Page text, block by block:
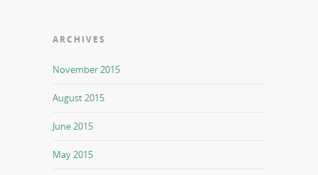
ARCHIVES
November 2015
August 2015
June 2015
May 2015